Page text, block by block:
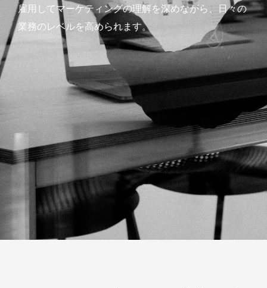
雇用してマーケティングの理解を深めながら、日々の
業務のレベルを高められます。